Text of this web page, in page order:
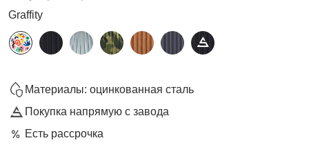
Graffity
Материалы: оцинкованная сталь
Покупка напрямую с завода
Есть рассрочка